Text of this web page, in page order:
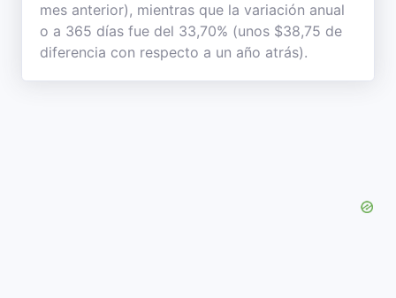
mes anterior), mientras que la variación anual
o a 365 días fue del 33,70% (unos $38,75 de
diferencia con respecto a un año atrás).